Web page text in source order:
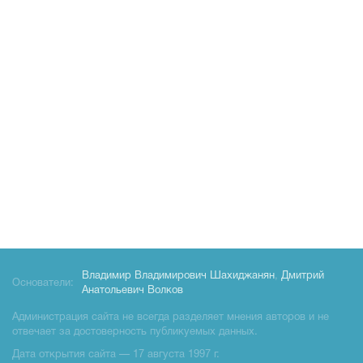
Основатели:
Владимир Владимирович Шахиджанян, Дмитрий
Анатольевич Волков
Администрация сайта не всегда разделяет мнения авторов и не
отвечает за достоверность публикуемых данных.
Дата открытия сайта — 17 августа 1997 г.